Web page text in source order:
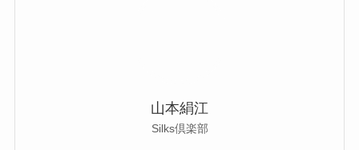
山本絹江
Silks倶楽部